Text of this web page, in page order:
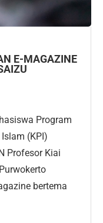
E-MAGAZINE
Program
(KPI)
Profesor Kiai
bertema